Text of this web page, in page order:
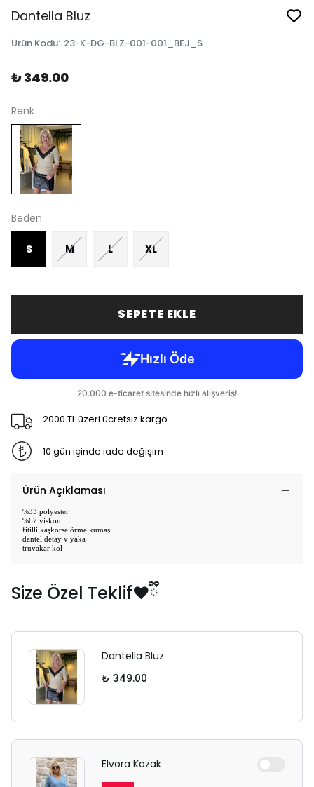
Dantella Bluz
Ürün Kodu: 23-K-DG-BLZ-001-001_BEJ_S
₺ 349.00
Renk
Beden
S M L XL
SEPETE EKLE
2000 TL üzeri ücretsiz kargo
10 gün içinde iade değişim
Ürün Açıklaması
%33 polyester
%67 viskon
fitilli kaşkorse örme kumaş
dantel detay v yaka
truvakar kol
Size Özel Teklif❤️ྀི
Dantella Bluz
₺ 349.00
Elvora Kazak